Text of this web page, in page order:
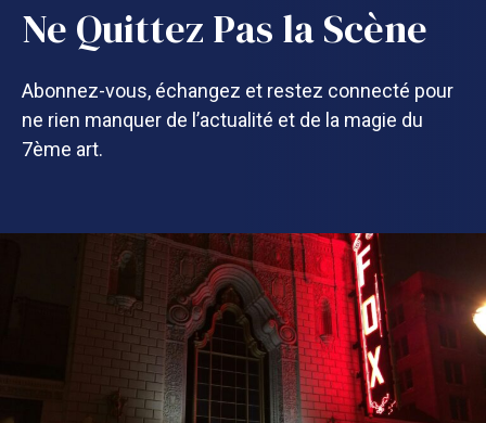
Ne Quittez Pas la Scène
Abonnez-vous, échangez et restez connecté pour
ne rien manquer de l’actualité et de la magie du
7ème art.